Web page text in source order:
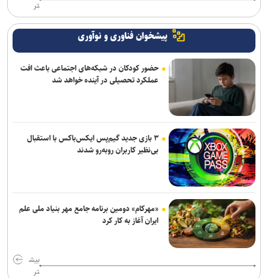
تر
پیشخوان فناوری و نوآوری
حضور کودکان در شبکه‌های اجتماعی باعث افت
عملکرد تحصیلی در آینده خواهد شد
۳ بازی جدید گیم‌پس ایکس‌باکس با استقبال
بی‌نظیر کاربران روبه‌رو شدند
«مهرکام» دومین برنامه جامع مهر بنیاد ملی علم
ایران آغاز به کار کرد
بیش
تر